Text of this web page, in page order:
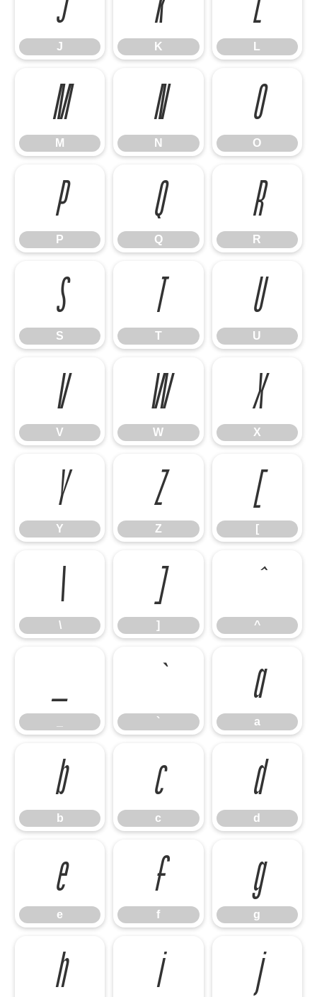
J K L
M
M
N
N
O
O
P
P
Q
Q
R
R
S
S
T
T
U
U
V
V
W
W
X
X
Y
Y
Z
Z
[
[
\
\
]
]
^
^
`
a
a
b
b
c
c
d
d
e
e
f
f
g
g
h i j